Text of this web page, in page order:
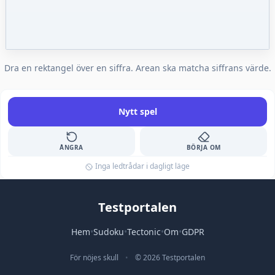
Dra en rektangel över en siffra. Arean ska matcha siffrans värde.
Nytt spel
ÅNGRA BÖRJA OM
Inga ledtrådar i dagligt läge
Testportalen
Hem•Sudoku•Tectonic•Om•GDPR
För nöjes skull • © 2026 Testportalen